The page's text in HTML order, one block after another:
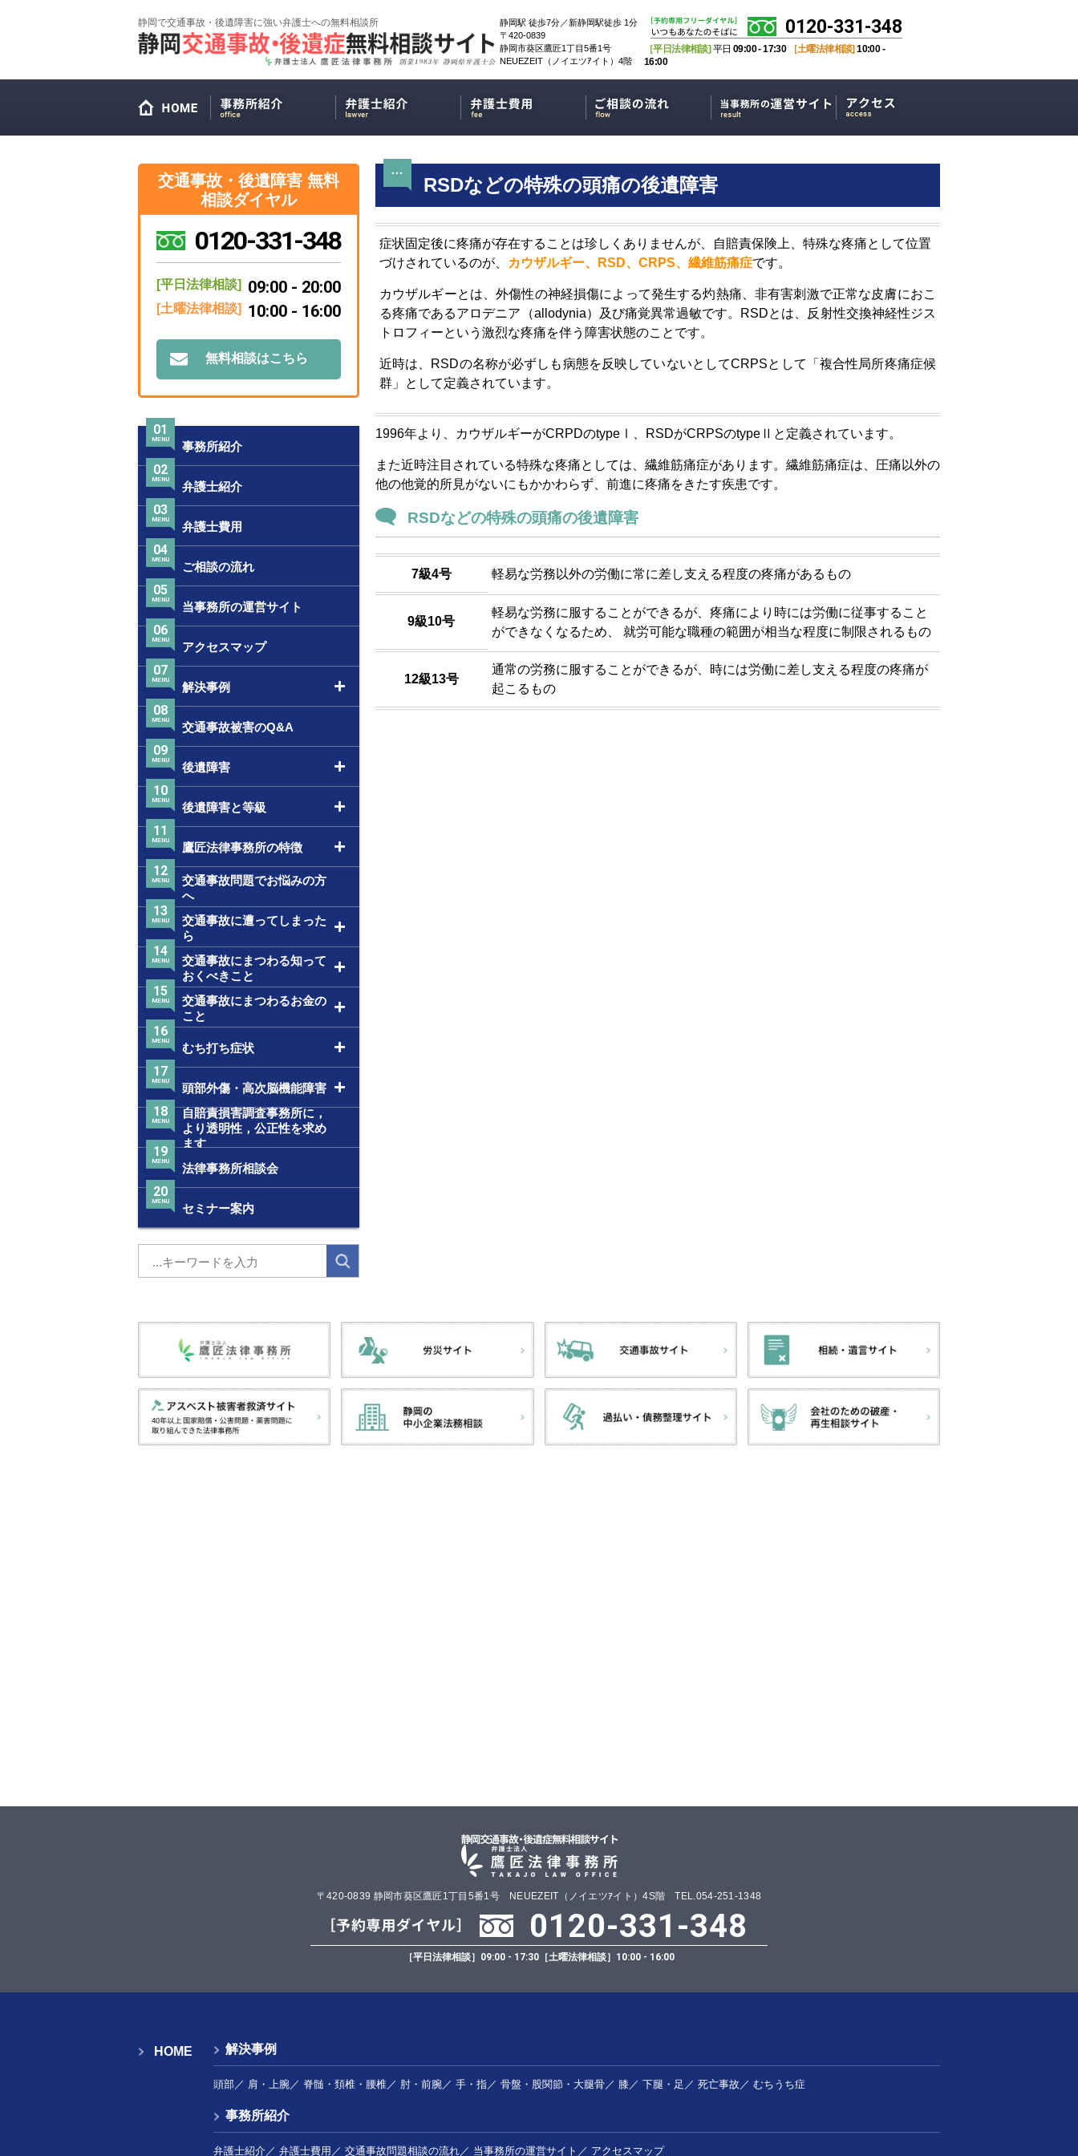
静岡で交通事故・後遺障害に強い弁護士への無料相談所
静岡駅 徒歩7分／新静岡駅徒歩 1分
〒420-0839
静岡市葵区鷹匠1丁目5番1号
NEUEZEIT（ノイエツｱイト）4階
0120-331-348
［平日法律相談] 平日 09:00 - 17:30 ［土曜法律相談] 10:00 -
16:00
RSDなどの特殊の頭痛の後遺障害
症状固定後に疼痛が存在することは珍しくありませんが、自賠責保険上、特殊な疼痛として位置
づけされているのが、
カウザルギー、RSD、CRPS、繊維筋痛症です。
カウザルギーとは、外傷性の神経損傷によって発生する灼熱痛、非有害刺激で正常な皮膚におこ
る疼痛であるアロデニア（allodynia）及び痛覚異常過敏です。RSDとは、反射性交換神経性ジス
トロフィーという激烈な疼痛を伴う障害状態のことです。
近時は、RSDの名称が必ずしも病態を反映していないとしてCRPSとして「複合性局所疼痛症候
群」として定義されています。
1996年より、カウザルギーがCRPDのtypeⅠ、RSDがCRPSのtypeⅡと定義されています。
また近時注目されている特殊な疼痛としては、繊維筋痛症があります。繊維筋痛症は、圧痛以外の
他の他覚的所見がないにもかかわらず、前進に疼痛をきたす疾患です。
RSDなどの特殊の頭痛の後遺障害
7級4号 軽易な労務以外の労働に常に差し支える程度の疼痛があるもの
9級10号
軽易な労務に服することができるが、疼痛により時には労働に従事すること
ができなくなるため、 就労可能な職種の範囲が相当な程度に制限されるもの
12級13号
通常の労務に服することができるが、時には労働に差し支える程度の疼痛が
起こるもの
交通事故・後遺障害 無料
相談ダイヤル
0120-331-348
[平日法律相談] 09:00 - 20:00
[土曜法律相談] 10:00 - 16:00
無料相談はこちら
事務所紹介
01
MENU
弁護士紹介
02
MENU
弁護士費用
03
MENU
ご相談の流れ
04
MENU
当事務所の運営サイト
05
MENU
アクセスマップ
06
MENU
解決事例
07
MENU
交通事故被害のQ&A
08
MENU
後遺障害
09
MENU
後遺障害と等級
10
MENU
鷹匠法律事務所の特徴
11
MENU
交通事故問題でお悩みの方
へ
12
MENU
交通事故に遭ってしまった
ら
13
MENU
交通事故にまつわる知って
おくべきこと
14
MENU
交通事故にまつわるお金の
こと
15
MENU
むち打ち症状
16
MENU
頭部外傷・高次脳機能障害
17
MENU
自賠責損害調査事務所に，
より透明性，公正性を求め
ます
18
MENU
法律事務所相談会
19
MENU
セミナー案内
20
MENU
〒420-0839 静岡市葵区鷹匠1丁目5番1号 NEUEZEIT（ノイエツｱイト）4S階 TEL.054-251-1348
0120-331-348
［平日法律相談］ 09:00 - 17:30 ［土曜法律相談］ 10:00 - 16:00
HOME 解決事例
頭部／ 肩・上腕／ 脊髄・頚椎・腰椎／ 肘・前腕／ 手・指／ 骨盤・股関節・大腿骨／ 膝 ／ 下腿・足 ／ 死亡事故 ／ むちうち症
事務所紹介
弁護士紹介／ 弁護士費用 ／ 交通事故問題相談の流れ／ 当事務所の運営サイト ／ アクセスマップ